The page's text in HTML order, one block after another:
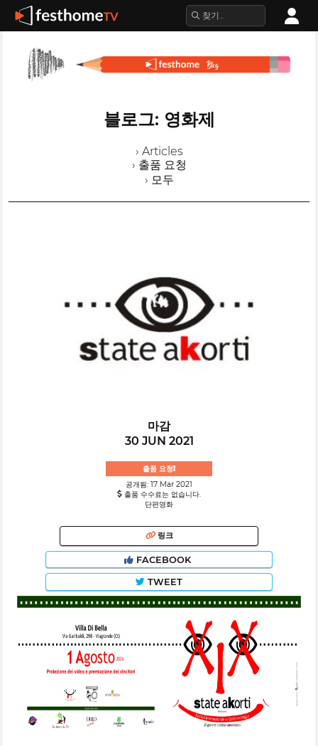
블로그: 영화제
› Articles
› 출품 요청
› 모두
마감
30 JUN 2021
출품 요청!
공개됨: 17 Mar 2021
출품 수수료는 없습니다.
단편영화
링크
FACEBOOK
TWEET